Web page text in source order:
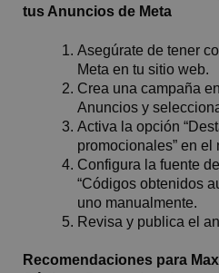
tus Anuncios de Meta
Asegúrate de tener
Meta en tu sitio web.
Crea una campaña
Anuncios y selecciona
Activa la opción
promocionales” en el
Configura la fuente
“Códigos obtenidos
uno manualmente.
Revisa y publica el
Recomendaciones para